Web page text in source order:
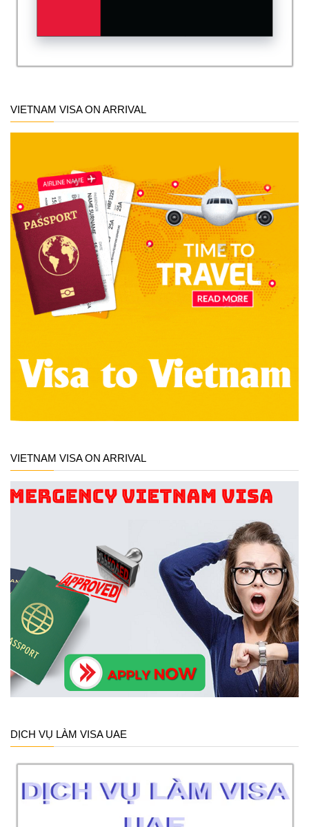
VIETNAM VISA ON ARRIVAL
VIETNAM VISA ON ARRIVAL
DỊCH VỤ LÀM VISA UAE